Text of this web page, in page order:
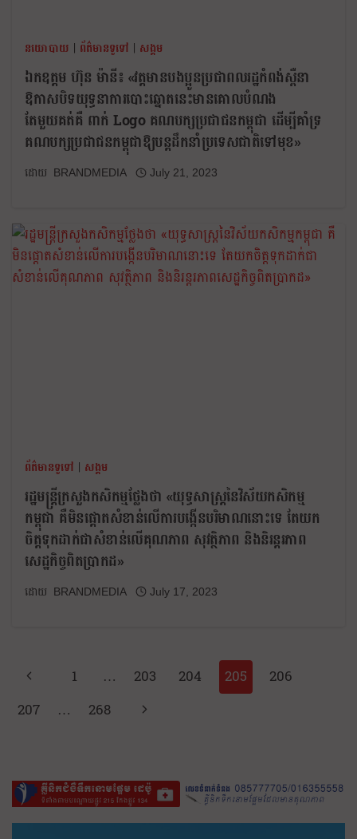
នយោបាយ | ព័ត៌មានទូទៅ | សង្គម
ឯកឧត្តម ហ៊ុន ម៉ានី៖ «វត្តមានបងប្អូនប្រជាពលរដ្ឋកំពង់ស្ពឺនា
ឱកាសបិទយុទ្ធនាការបោះឆ្នោតនេះមានគោលបំណង
តែមួយគត់គឺ ពាក់ Logo គណបក្សប្រជាជនកម្ពុជា ដើម្បីគាំទ្រ
គណបក្សប្រជាជនកម្ពុជាឱ្យបន្តដឹកនាំប្រទេសជាតិទៅមុខ»
BRANDMEDIA July 21, 2023
ព័ត៌មានទូទៅ | សង្គម
រដ្ឋមន្ត្រីក្រសួងកសិកម្មថ្លែងថា «យុទ្ធសាស្ត្រនៃវិស័យកសិកម្ម
កម្ពុជា គឺមិនផ្តោតសំខាន់លើការបង្កើនបរិមាណនោះទេ តែយក
ចិត្តទុកដាក់ជាសំខាន់លើគុណភាព សុវត្ថិភាព និងនិរន្តរភាព
សេដ្ឋកិច្ចពិតប្រាកដ»
BRANDMEDIA July 17, 2023
1 … 203 204 205
206
207
… 268